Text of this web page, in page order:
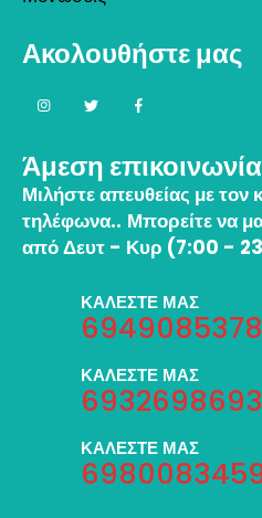
Ακολουθήστε μας
Άμεση επικοινωνία
Μιλήστε απευθείας με
τηλέφωνα.. Μπορείτε να
από Δευτ - Κυρ (7:00 -
ΚΑΛΕΣΤΕ ΜΑΣ
6949085378
ΚΑΛΕΣΤΕ ΜΑΣ
6932698693
ΚΑΛΕΣΤΕ ΜΑΣ